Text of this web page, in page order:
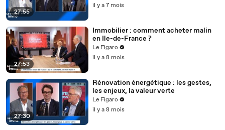
27:55
il y a 7 mois
27:53
Immobilier : comment acheter malin
en Ile-de-France ?
Le Figaro
il y a 8 mois
27:30
Rénovation énergétique : les gestes,
les enjeux, la valeur verte
Le Figaro
il y a 8 mois